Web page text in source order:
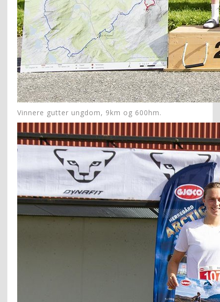
Vinnere gutter ungdom, 9km og 600hm.